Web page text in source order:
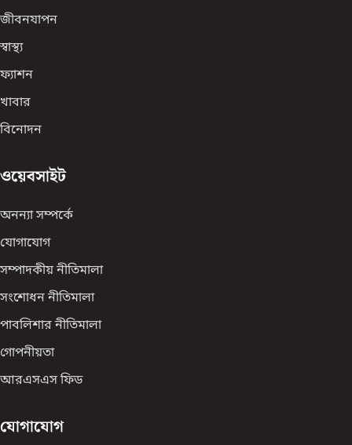
জীবনযাপন
স্বাস্থ্য
ফ্যাশন
খাবার
বিনোদন
ওয়েবসাইট
অনন্যা সম্পর্কে
যোগাযোগ
সম্পাদকীয় নীতিমালা
সংশোধন নীতিমালা
পাবলিশার নীতিমালা
গোপনীয়তা
আরএসএস ফিড
যোগাযোগ